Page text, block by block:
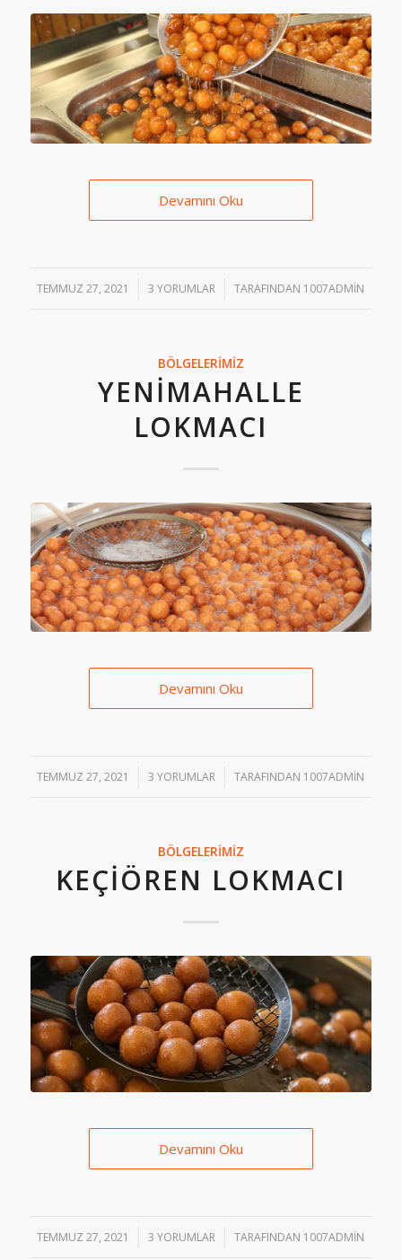
Devamını Oku
TEMMUZ 27, 2021
/ 3 YORUMLAR
/ TARAFINDAN 1007ADMIN
BÖLGELERIMIZ
YENIMAHALLE
LOKMACI
Devamını Oku
TEMMUZ 27, 2021
/ 3 YORUMLAR
/ TARAFINDAN 1007ADMIN
BÖLGELERIMIZ
KEÇIÖREN LOKMACI
Devamını Oku
TEMMUZ 27, 2021
/ 3 YORUMLAR
/ TARAFINDAN 1007ADMIN